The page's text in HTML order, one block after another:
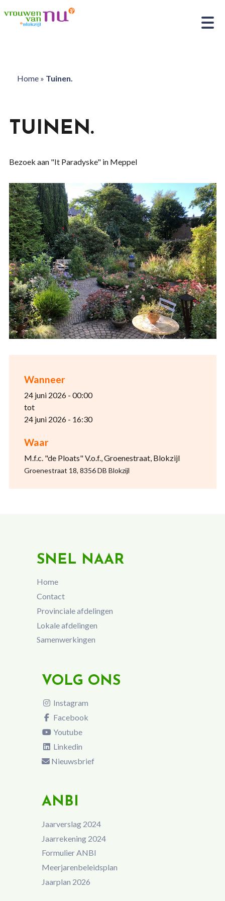
Home» Tuinen.
Wanneer
24 juni 2026 - 00:00
tot
24 juni 2026 - 16:30
Waar
M.f.c. "de Ploats" V.o.f., Groenestraat, Blokzijl
Groenestraat 18, 8356 DB Blokzijl
TUINEN.
Bezoek aan "It Paradyske" in Meppel
SNEL NAAR
Home
Contact
Provinciale afdelingen
Lokale afdelingen
Samenwerkingen
VOLG ONS
Instagram
Facebook
Youtube
Linkedin
Nieuwsbrief
ANBI
Jaarverslag 2024
Jaarrekening 2024
Formulier ANBI
Meerjarenbeleidsplan
Jaarplan 2026